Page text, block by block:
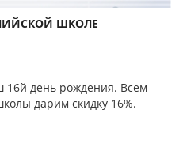
ШКОЛЕ
день рождения. Всем
дарим скидку 16%.